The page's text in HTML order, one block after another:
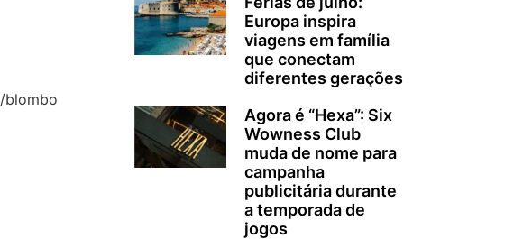
blombo
Europa inspira
viagens em família
que conectam
diferentes gerações
Agora é “Hexa”: Six
Wowness Club
muda de nome para
campanha
publicitária durante
a temporada de
jogos